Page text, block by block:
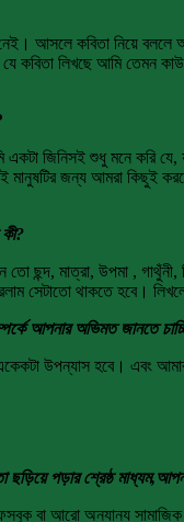
আসলে কবিতা নিয়ে বললে
কবিতা লিখছে আমি তেমন
জিনিসই শুধু মনে করি যে,
জন্য আমরা কিছুই করতে
মাত্রা, উপমা , গাথুঁনী,
সেটাতো থাকতে হবে।
আপনার অভিমত জানতে
উপন্যাস হবে। এবং আমার
ছড়িয়ে পড়ার শ্রেষ্ঠ
বা আরো অন্যান্য